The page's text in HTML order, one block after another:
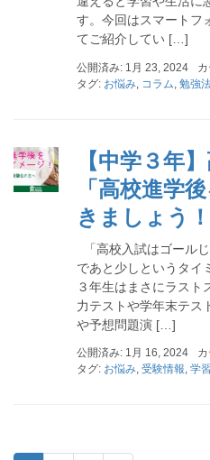
す。今回はスマートフ
てご紹介してい […]
公開済み: 1月 23, 2024
タグ: お悩み コラム 勉強
【中学３年
「高校進学
きましょう！
「高校入試はゴール
であと少しというタイ
３年生はまさにラスト
力テストや学年末テス
や予想問題演 […]
公開済み: 1月 16, 2024
タグ: お悩み, 受験情報, 学